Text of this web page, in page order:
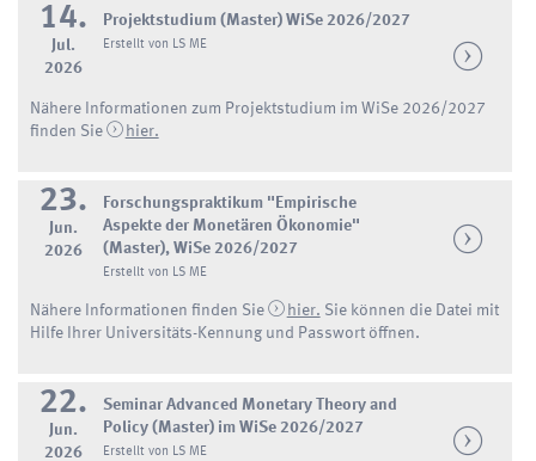
14.
Jul.
2026
Projektstudium (Master) WiSe 2026/2027
Erstellt von LS ME
Nähere Informationen zum Projektstudium im WiSe 2026/2027
finden Sie
hier.
23.
Jun.
2026
Forschungspraktikum "Empirische
Aspekte der Monetären Ökonomie"
(Master), WiSe 2026/2027
Erstellt von LS ME
Nähere Informationen finden Sie hier. Sie können die Datei mit
Hilfe Ihrer Universitäts-Kennung und Passwort öffnen.
22.
Jun.
2026
Seminar Advanced Monetary Theory and
Policy (Master) im WiSe 2026/2027
Erstellt von LS ME